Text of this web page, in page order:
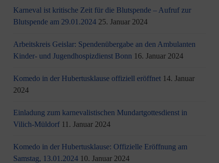
Karneval ist kritische Zeit für die Blutspende – Aufruf zur
Blutspende am 29.01.2024 25. Januar 2024
Arbeitskreis Geislar: Spendenübergabe an den Ambulanten
Kinder- und Jugendhospizdienst Bonn 16. Januar 2024
Komedo in der Hubertusklause offiziell eröffnet 14. Januar
2024
Einladung zum karnevalistischen Mundartgottesdienst in
Vilich-Müldorf 11. Januar 2024
Komedo in der Hubertusklause: Offizielle Eröffnung am
Samstag, 13.01.2024 10. Januar 2024